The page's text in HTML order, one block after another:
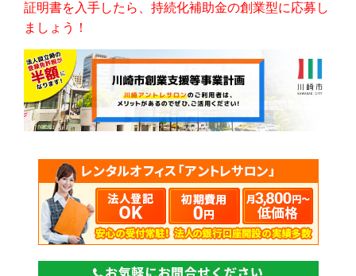
証明書を入手したら、持続化補助金の創業型に応募し
ましょう！